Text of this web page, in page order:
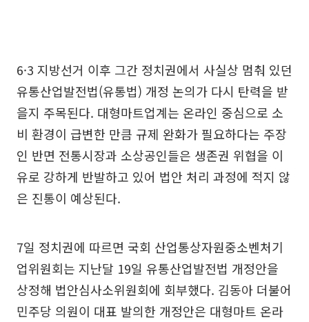
6·3 지방선거 이후 그간 정치권에서 사실상 멈춰 있던
유통산업발전법(유통법) 개정 논의가 다시 탄력을 받
을지 주목된다. 대형마트업계는 온라인 중심으로 소
비 환경이 급변한 만큼 규제 완화가 필요하다는 주장
인 반면 전통시장과 소상공인들은 생존권 위협을 이
유로 강하게 반발하고 있어 법안 처리 과정에 적지 않
은 진통이 예상된다.
7일 정치권에 따르면 국회 산업통상자원중소벤처기
업위원회는 지난달 19일 유통산업발전법 개정안을
상정해 법안심사소위원회에 회부했다. 김동아 더불어
민주당 의원이 대표 발의한 개정안은 대형마트 온라